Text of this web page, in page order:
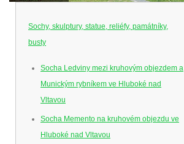
Sochy, skulptury, statue, reliéfy, památníky,
busty
Socha Ledviny mezi kruhovým objezdem a
Munickým rybníkem ve Hluboké nad
Vltavou
Socha Memento na kruhovém objezdu ve
Hluboké nad Vltavou